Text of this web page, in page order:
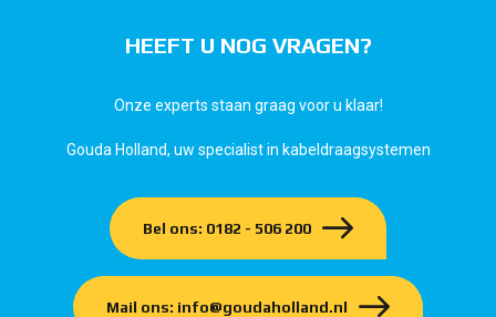
HEEFT U NOG VRAGEN?
Onze experts staan graag voor u klaar!
Gouda Holland, uw specialist in kabeldraagsystemen
Bel ons: 0182 - 506 200
Mail ons: info@goudaholland.nl